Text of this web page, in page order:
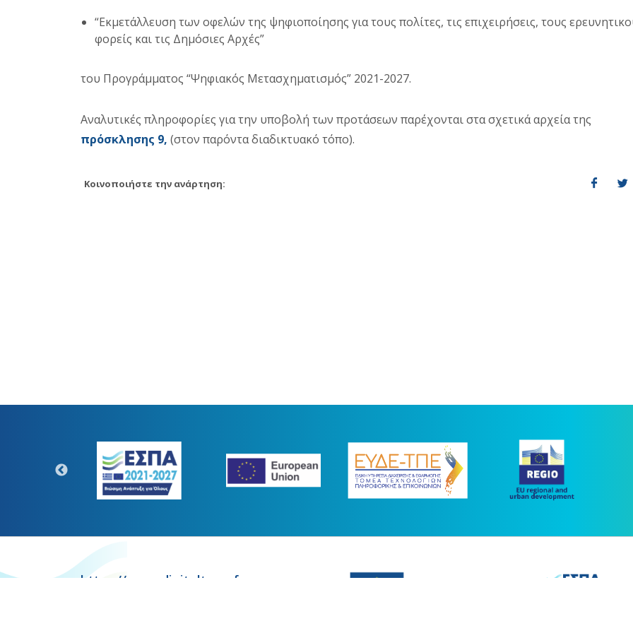
“Εκμετάλλευση των οφελών της ψηφιοποίησης για τους πολίτες, τις επιχειρήσεις, τους
φορείς και τις Δημόσιες Αρχές”
του Προγράμματος “Ψηφιακός Μετασχηματισμός” 2021-2027.
Αναλυτικές πληροφορίες για την υποβολή των προτάσεων παρέχονται στα σχετικά αρχεία της
πρόσκλησης 9, (στον παρόνταδιαδικτυακό τόπο).
Κοινοποιήστε την ανάρτηση:
https://www.digitaltransform.gr